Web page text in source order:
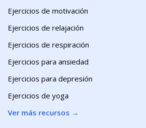
Ejercicios de motivación
Ejercicios de relajación
Ejercicios de respiración
Ejercicios para ansiedad
Ejercicios para depresión
Ejercicios de yoga
Ver más recursos →